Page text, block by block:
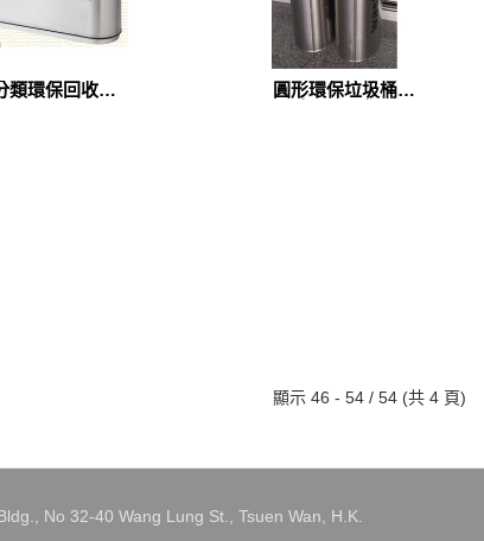
類環保回收箱
圓形環保垃圾桶
顯示 46 - 54 / 54 (共 4 頁)
No 32-40 Wang Lung St., Tsuen Wan, H.K.